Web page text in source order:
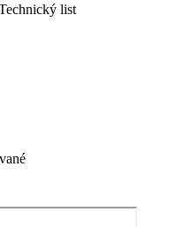
list